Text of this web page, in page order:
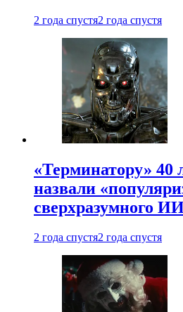
2 года спустя2 года спустя
«Терминатору» 40
назвали
сверхразумного
2 года спустя2 года спустя